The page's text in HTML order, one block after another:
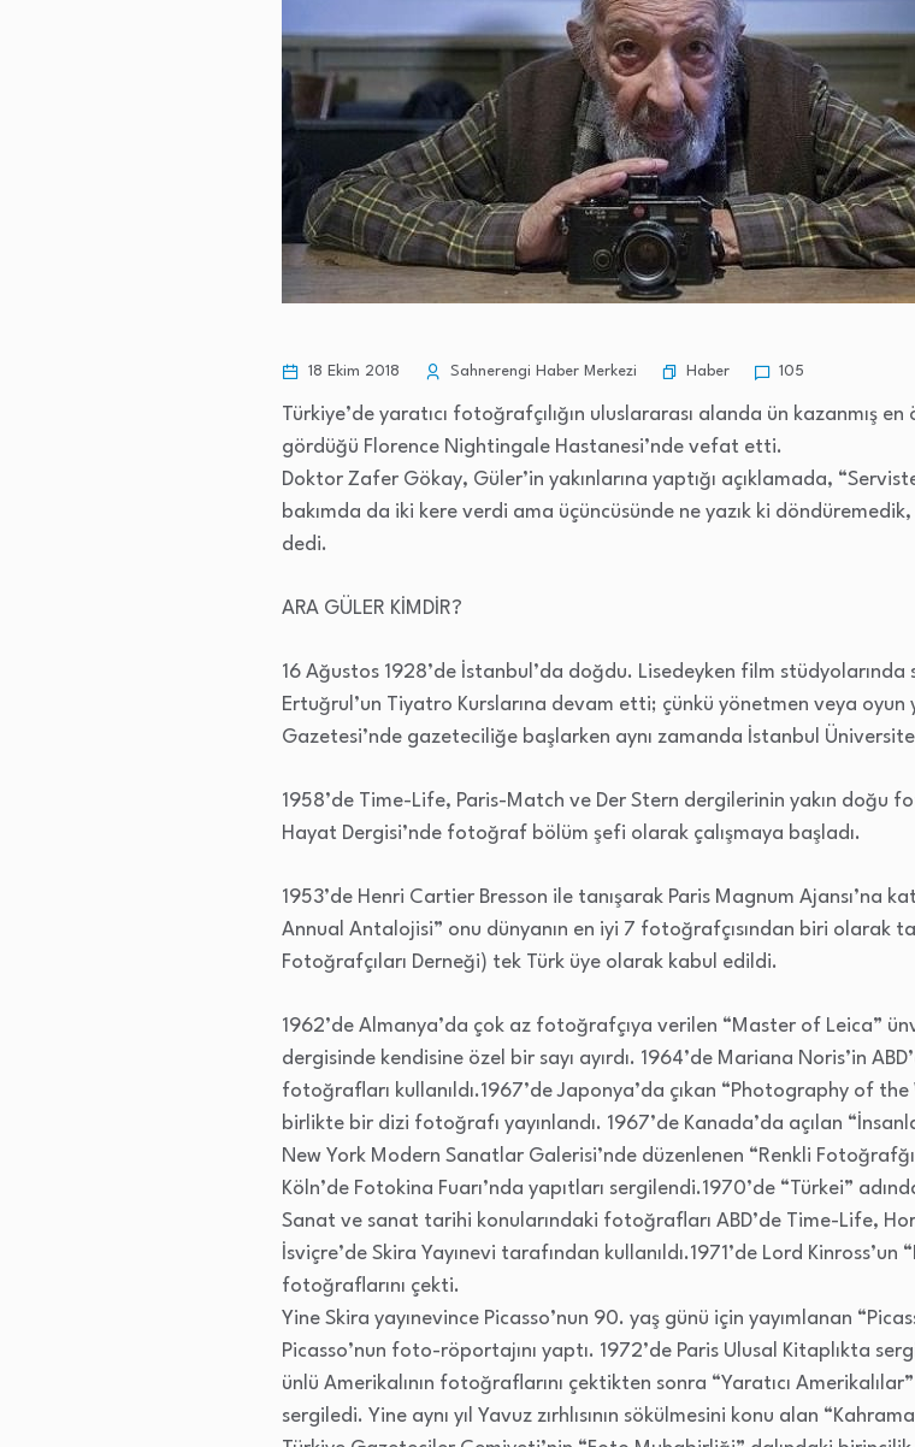
18 Ekim 2018 Sahnerengi Haber Merkezi Haber 105
Türkiye’de yaratıcı fotoğrafçılığın uluslararası alanda ün kazanmış
gördüğü Florence Nightingale Hastanesi’nde vefat etti.
Doktor Zafer Gökay, Güler’in yakınlarına yaptığı açıklamada,
bakımda da iki kere verdi ama üçüncüsünde ne yazık ki
dedi.
ARA GÜLER KİMDİR?
16 Ağustos 1928’de İstanbul’da doğdu. Lisedeyken film stüdyolarında
Ertuğrul’un Tiyatro Kurslarına devam etti; çünkü yönetmen veya oyun
Gazetesi’nde gazeteciliğe başlarken aynı zamanda İstanbul
1958’de Time-Life, Paris-Match ve Der Stern dergilerinin yakın doğu
Hayat Dergisi’nde fotoğraf bölüm şefi olarak çalışmaya başladı.
1953’de Henri Cartier Bresson ile tanışarak Paris Magnum Ajansı’na
Annual Antalojisi” onu dünyanın en iyi 7 fotoğrafçısından biri olarak
Fotoğrafçıları Derneği) tek Türk üye olarak kabul edildi.
1962’de Almanya’da çok az fotoğrafçıya verilen “Master of Leica”
dergisinde kendisine özel bir sayı ayırdı. 1964’de Mariana Noris’in
fotoğrafları kullanıldı.1967’de Japonya’da çıkan “Photography of
birlikte bir dizi fotoğrafı yayınlandı. 1967’de Kanada’da açılan
New York Modern Sanatlar Galerisi’nde düzenlenen “Renkli
Köln’de Fotokina Fuarı’nda yapıtları sergilendi.1970’de “Türkei”
Sanat ve sanat tarihi konularındaki fotoğrafları ABD’de Time-Life,
İsviçre’de Skira Yayınevi tarafından kullanıldı.1971’de Lord
fotoğraflarını çekti.
Yine Skira yayınevince Picasso’nun 90. yaş günü için yayımlanan
Picasso’nun foto-röportajını yaptı. 1972’de Paris Ulusal Kitaplıkta
ünlü Amerikalının fotoğraflarını çektikten sonra “Yaratıcı
sergiledi. Yine aynı yıl Yavuz zırhlısının sökülmesini konu alan